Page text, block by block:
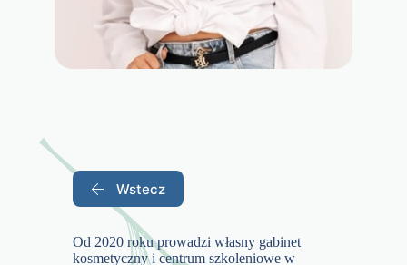
Wstecz
Od 2020 roku prowadzi własny gabinet
kosmetyczny i centrum szkoleniowe w